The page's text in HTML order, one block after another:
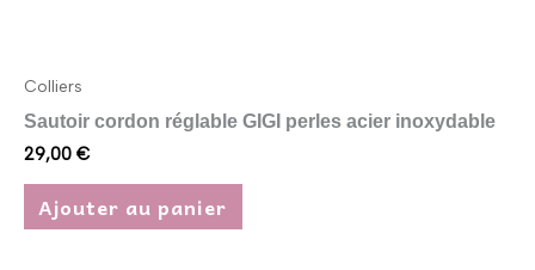
Colliers
Sautoir cordon réglable GIGI perles acier inoxydable
29,00 €
Ajouter au panier